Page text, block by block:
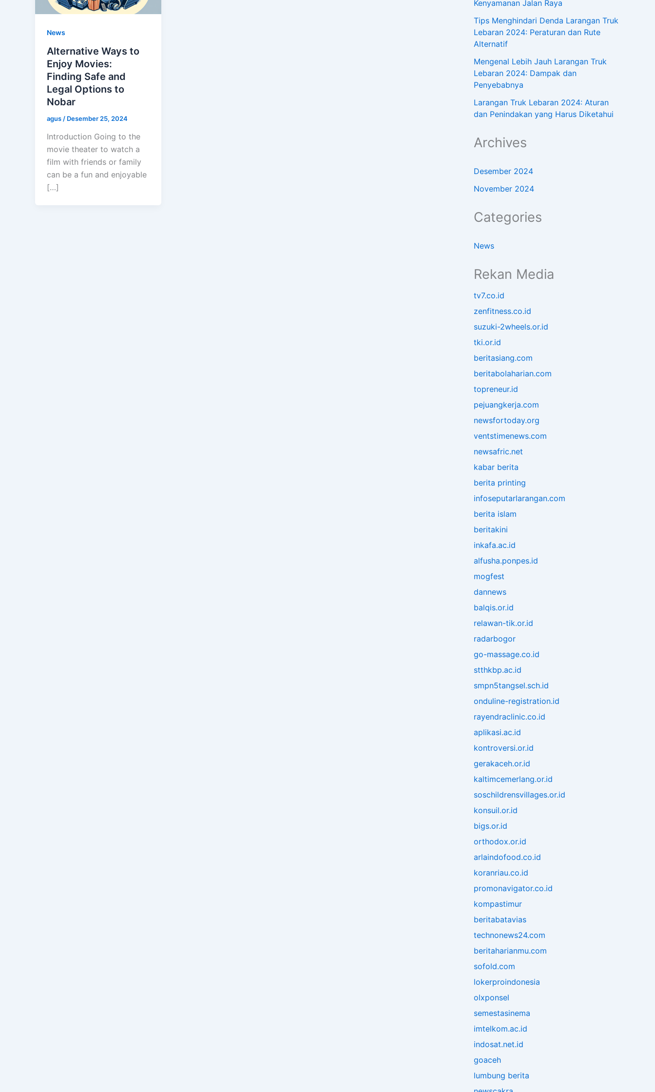
News
Alternative Ways to
Enjoy Movies:
Finding Safe and
Legal Options to
Nobar
agus / Desember 25, 2024
Introduction Going to the
movie theater to watch a
film with friends or family
can be a fun and enjoyable
[…]
Kenyamanan Jalan Raya
Tips Menghindari Denda Larangan Truk
Lebaran 2024: Peraturan dan Rute
Alternatif
Mengenal Lebih Jauh Larangan Truk
Lebaran 2024: Dampak dan
Penyebabnya
Larangan Truk Lebaran 2024: Aturan
dan Penindakan yang Harus Diketahui
Archives
Desember 2024
November 2024
Categories
News
Rekan Media
tv7.co.id
zenfitness.co.id
suzuki-2wheels.or.id
tki.or.id
beritasiang.com
beritabolaharian.com
topreneur.id
pejuangkerja.com
newsfortoday.org
ventstimenews.com
newsafric.net
kabar berita
berita printing
infoseputarlarangan.com
berita islam
beritakini
inkafa.ac.id
alfusha.ponpes.id
mogfest
dannews
balqis.or.id
relawan-tik.or.id
radarbogor
go-massage.co.id
stthkbp.ac.id
smpn5tangsel.sch.id
onduline-registration.id
rayendraclinic.co.id
aplikasi.ac.id
kontroversi.or.id
gerakaceh.or.id
kaltimcemerlang.or.id
soschildrensvillages.or.id
konsuil.or.id
bigs.or.id
orthodox.or.id
arlaindofood.co.id
koranriau.co.id
promonavigator.co.id
kompastimur
beritabatavias
technonews24.com
beritaharianmu.com
sofold.com
lokerproindonesia
olxponsel
semestasinema
imtelkom.ac.id
indosat.net.id
goaceh
lumbung berita